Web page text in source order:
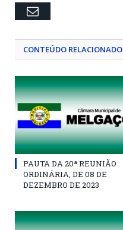
Email
CONTEÚDO RELACIONADO
PAUTA DA 20ª REUNIÃO
ORDINÁRIA, DE 08 DE
DEZEMBRO DE 2023